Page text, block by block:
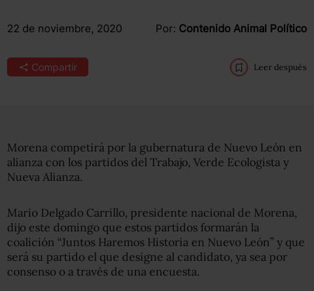
22 de noviembre, 2020 Por: Contenido Animal Político
Compartir Leer después
Morena competirá por la gubernatura de Nuevo León en
alianza con los partidos del Trabajo, Verde Ecologista y
Nueva Alianza.
Mario Delgado Carrillo, presidente nacional de Morena,
dijo este domingo que estos partidos formarán la
coalición “Juntos Haremos Historia en Nuevo León” y que
será su partido el que designe al candidato, ya sea por
consenso o a través de una encuesta.